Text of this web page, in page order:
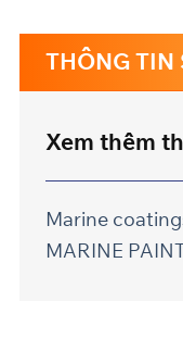
THÔNG TIN
Xem thêm
Marine
MARINE